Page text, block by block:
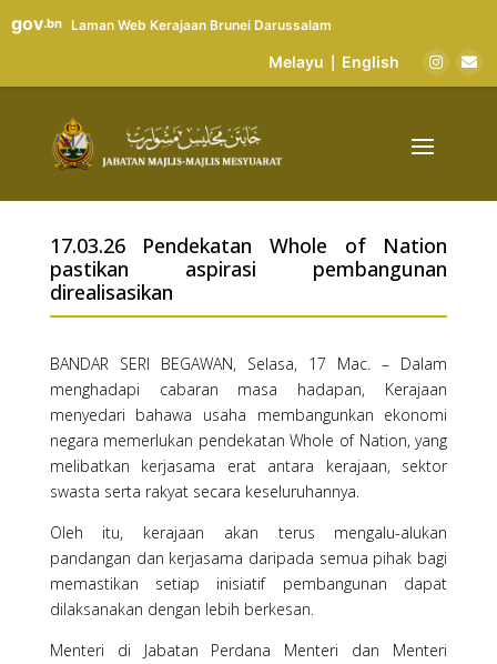
gov.bn Laman Web Kerajaan Brunei Darussalam
Melayu English
17.03.26 Pendekatan Whole of Nation
pastikan aspirasi pembangunan
direalisasikan
BANDAR SERI BEGAWAN, Selasa, 17 Mac. – Dalam
menghadapi cabaran masa hadapan, Kerajaan
menyedari bahawa usaha membangunkan ekonomi
negara memerlukan pendekatan Whole of Nation, yang
melibatkan kerjasama erat antara kerajaan, sektor
swasta serta rakyat secara keseluruhannya.
Oleh itu, kerajaan akan terus mengalu-alukan
pandangan dan kerjasama daripada semua pihak bagi
memastikan setiap inisiatif pembangunan dapat
dilaksanakan dengan lebih berkesan.
Menteri di Jabatan Perdana Menteri dan Menteri